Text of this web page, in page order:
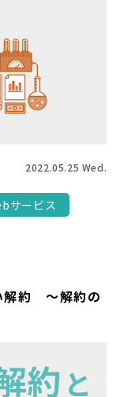
2022.05.25 Wed.
サービス
解約 ～解約の